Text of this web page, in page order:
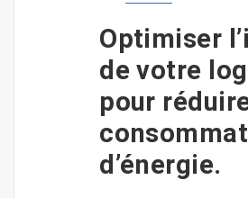
Optimiser
de votre
pour
d’énergie.